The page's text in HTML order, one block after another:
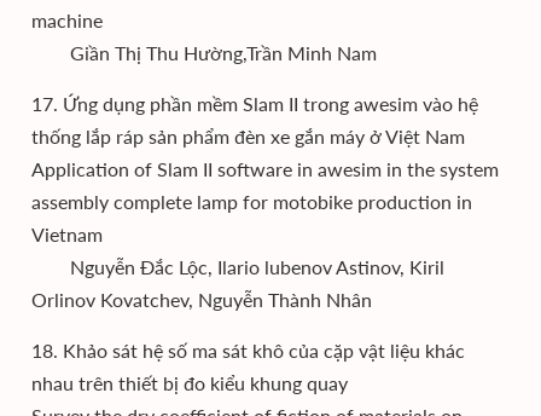
machine
Giần Thị Thu Hường,Trần Minh Nam
17. Ứng dụng phần mềm Slam II trong awesim vào hệ
thống lắp ráp sản phẩm đèn xe gắn máy ở Việt Nam
Application of Slam II software in awesim in the system
assembly complete lamp for motobike production in
Vietnam
Nguyễn Đắc Lộc, Ilario lubenov Astinov, Kiril
Orlinov Kovatchev, Nguyễn Thành Nhân
18. Khảo sát hệ số ma sát khô của cặp vật liệu khác
nhau trên thiết bị đo kiểu khung quay